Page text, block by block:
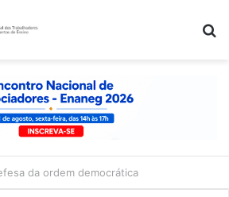
ao povo venezuelano